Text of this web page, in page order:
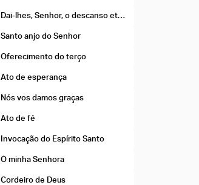
Dai-lhes, Senhor, o descanso eterno
Santo anjo do Senhor
Oferecimento do terço
Ato de esperança
Nós vos damos graças
Ato de fé
Invocação do Espírito Santo
Ó minha Senhora
Cordeiro de Deus